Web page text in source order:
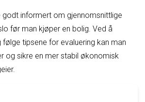
informert om gjennomsnittlige
før man kjøper en bolig. Ved å
tipsene for evaluering kan man
og sikre en mer stabil økonomisk